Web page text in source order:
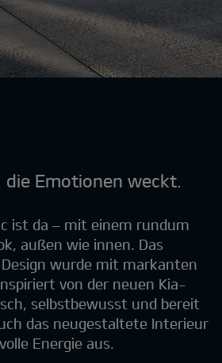
die Emotionen weckt.
ist da – mit einem rundum
außen wie innen. Das
wurde mit markanten
von der neuen Kia-
selbstbewusst und bereit
das neugestaltete Interieur
Energie aus.